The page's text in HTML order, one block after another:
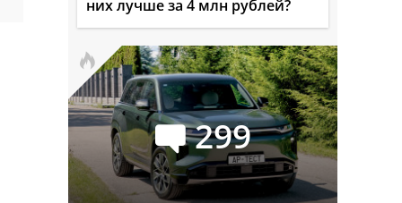
них лучше за 4 млн рублей?
299